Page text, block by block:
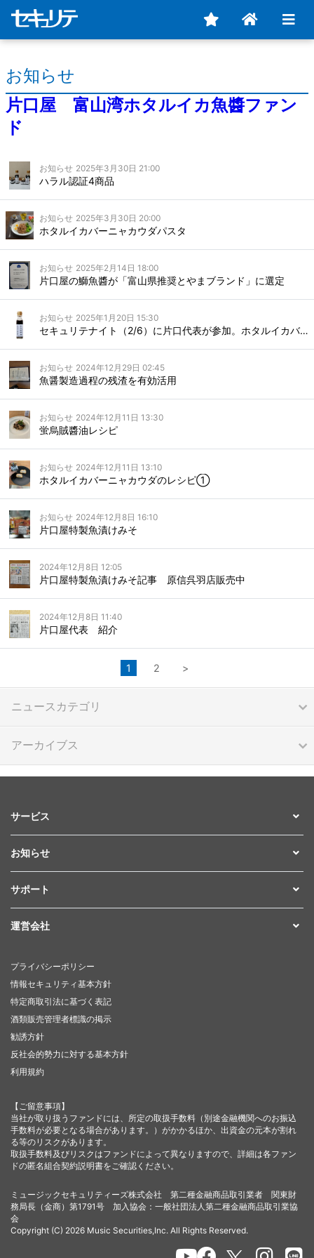
お知らせ
片口屋 富山湾ホタルイカ魚醬ファン
ド
お知らせ 2025年3月30日 21:00
ハラル認証4商品
お知らせ 2025年3月30日 20:00
ホタルイカバーニャカウダパスタ
お知らせ 2025年2月14日 18:00
片口屋の鰤魚醬が「富山県推奨とやまブランド」に選定
お知らせ 2025年1月20日 15:30
セキュリテナイト（2/6）に片口代表が参加。ホタルイカバーニャカウダをご賞味いただきます
お知らせ 2024年12月29日 02:45
魚醤製造過程の残渣を有効活用
お知らせ 2024年12月11日 13:30
蛍烏賊醬油レシピ
お知らせ 2024年12月11日 13:10
ホタルイカバーニャカウダのレシピ①
お知らせ 2024年12月8日 16:10
片口屋特製魚漬けみそ
2024年12月8日 12:05
片口屋特製魚漬けみそ記事 原信呉羽店販売中
2024年12月8日 11:40
片口屋代表 紹介
1 2 >
ニュースカテゴリ
アーカイブス
サービス
お知らせ
サポート
運営会社
プライバシーポリシー
情報セキュリティ基本方針
特定商取引法に基づく表記
酒類販売管理者標識の掲示
勧誘方針
反社会的勢力に対する基本方針
利用規約
【ご留意事項】
当社が取り扱うファンドには、所定の取扱手数料（別途金融機関へのお振込
手数料が必要となる場合があります。）がかかるほか、出資金の元本が割れ
る等のリスクがあります。
取扱手数料及びリスクはファンドによって異なりますので、詳細は各ファン
ドの匿名組合契約説明書をご確認ください。
ミュージックセキュリティーズ株式会社 第二種金融商品取引業者 関東財
務局長（金商）第1791号 加入協会：一般社団法人第二種金融商品取引業協
会
Copyright (C) 2026 Music Securities,Inc. All Rights Reserved.